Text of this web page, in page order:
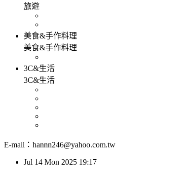
旅遊
美食&手作料理
美食&手作料理
3C&生活
3C&生活
E-mail：hannn246@yahoo.com.tw
Jul 14 Mon 2025 19:17